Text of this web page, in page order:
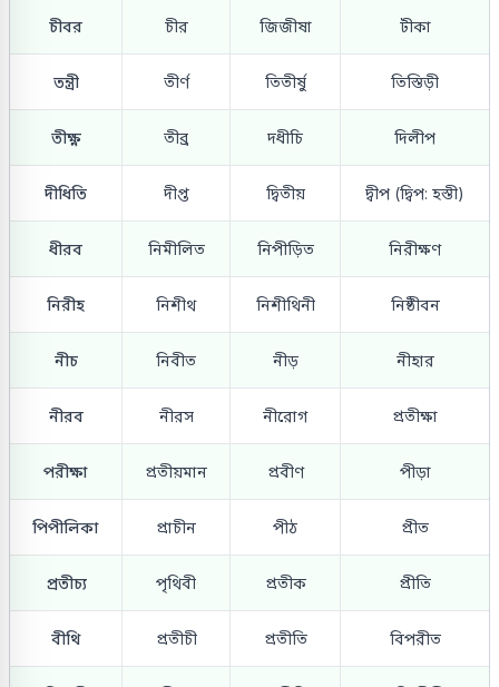
চীবর চীর জিজীষা টীকা
তন্ত্রী তীর্ণ তিতীর্ষু তিস্তিড়ী
তীক্ষ্ণ তীব্র দধীচি দিলীপ
দীধিতি দীপ্ত দ্বিতীয় দ্বীপ (দ্বিপ: হস্তী)
ধীরব নিমীলিত নিপীড়িত নিরীক্ষণ
নিরীহ নিশীথ নিশীথিনী নিষ্ঠীবন
নীচ নিবীত নীড় নীহার
নীরব নীরস নীরোগ প্রতীক্ষা
পরীক্ষা প্রতীয়মান প্রবীণ পীড়া
পিপীলিকা প্রাচীন পীঠ প্রীত
প্রতীচ্য পৃথিবী প্রতীক প্রীতি
বীথি প্রতীচী প্রতীতি বিপরীত